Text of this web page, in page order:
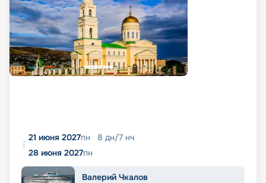
21 июня 2027пн 8 дн/7 нч
28 июня 2027пн
Валерий Чкалов